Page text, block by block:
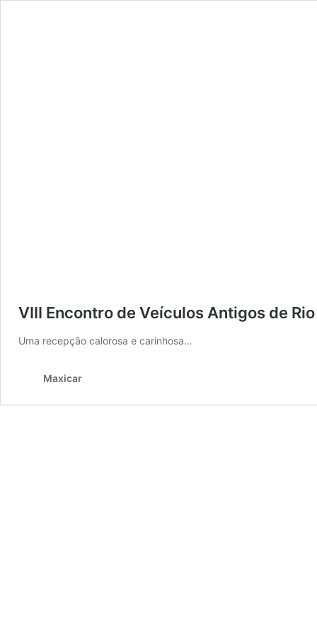
VIII Encontro de Veículos Antigos de
Uma recepção calorosa e carinhosa…
Maxicar